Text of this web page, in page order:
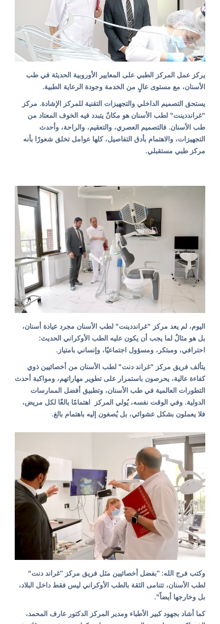
يركز عمل المركز الطبي على المعايير الأوروبية الحديثة في طب
الأسنان، مع مستوى عالٍ من الخدمة وجودة الرعاية الطبية.
يستحق التصميم الداخلي والتجهيزات التقنية للمركز الإشادة. مركز
"غرانددينت" لطب الأسنان هو مكانٌ يتبدد فيه الخوف المعتاد من
طب الأسنان. فالتصميم العصري، والتعقيم، والراحة، وأحدث
التجهيزات، والاهتمام بأدق التفاصيل، كلها عوامل تخلق شعورًا بأنه
مركز طبي مستقبلي.
اليوم، لم يعد مركز "غرانددينت" لطب الأسنان مجرد عيادة أسنان،
بل هو مثالٌ لما يجب أن يكون عليه الطب الأوكراني الحديث:
احترافي، ومبتكر، ومسؤول اجتماعيًا، وإنساني بامتياز.
يتألف فريق مركز "غراند دنت" لطب الأسنان من أخصائيين ذوي
كفاءة عالية، يحرصون باستمرار على تطوير مهاراتهم، ومواكبة أحدث
التطورات العالمية في طب الأسنان، وتطبيق أفضل الممارسات
الدولية. وفي الوقت نفسه، يُولي المركز اهتمامًا بالغًا لكل مريض،
فلا يعملون بشكل عشوائي، بل يُصغون إليه باهتمام بالغ.
وكتب فرج الله: “بفضل أخصائيين مثل فريق مركز ”غراند دنت"
لطب الأسنان، تتنامى الثقة بالطب الأوكراني ليس فقط داخل البلاد،
بل وخارجها أيضاً".
كما أشاد بجهود كبير الأطباء ومدير المركز الدكتور عارف المحمد،